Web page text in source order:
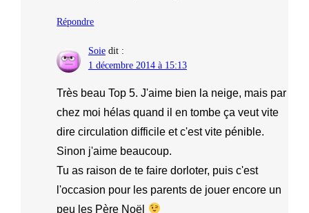
Répondre
Soie dit :
1 décembre 2014 à 15:13
Très beau Top 5. J'aime bien la neige, mais par
chez moi hélas quand il en tombe ça veut vite
dire circulation difficile et c'est vite pénible.
Sinon j'aime beaucoup.
Tu as raison de te faire dorloter, puis c'est
l'occasion pour les parents de jouer encore un
peu les Père Noël